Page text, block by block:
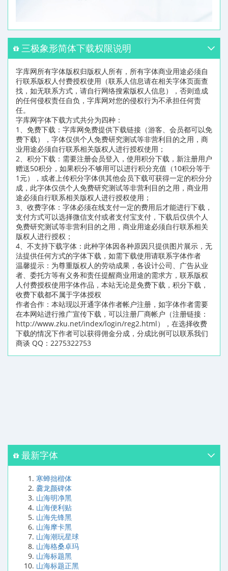
三极象形简体下载权限说明
字库网所有字体版权归版权人所有，所有字体商业用途必须自
行联系版权人付费授权使用（联系人信息请在相关字体页面查
找，如无联系方式，请自行网络搜索版权人信息），否则造成
的任何侵权责任自负，字库网对您的侵权行为不承担任何责
任。
字库网字体下载方式共分为四种：
1、免费下载：字库网免费提供下载链接（游客、会员都可以免
费下载），字体仅供个人免费研究测试等非营利目的之用，商
业用途必须自行联系相关版权人进行授权使用；
2、积分下载：需要注册会员登入，使用积分下载，新注册用户
赠送50积分，如果积分不够用可以进行积分充值（10积分等于
1元），或者上传积分字体供其他会员下载可获得一定的积分分
成，此字体仅供个人免费研究测试等非营利目的之用，商业用
途必须自行联系相关版权人进行授权使用；
3、收费字体：字体必须在线支付一定的费用后才能进行下载，
支付方式可以选择微信支付或者支付宝支付，下载后仅供个人
免费研究测试等非营利目的之用，商业用途必须自行联系相关
版权人进行授权；
4、不支持下载字体：此种字体因各种原因只提供图片展示，无
法提供任何方式的字体下载，如需下载使用请联系字体作者
温馨提示：为尊重版权人的劳动成果，各设计公司、广告从业
者、委托方等有义务和责任提醒商业用途的需求方，联系版权
人付费授权使用字体作品，本站无论是免费下载，积分下载，
收费下载都不属于字体授权
作者合作：本站现以开通字体作者帐户注册，如字体作者需要
在本网站进行推广宣传下载，可以注册厂商帐户（注册链接：
http://www.zku.net/index/login/reg2.html），在选择收费
下载的情况下作者可以获得佣金分成，分成比例可以联系我们
商谈 QQ：2275322753
最新字体
寒蝉拙楷体
爨龙颜碑体
山海明净黑
山海便利贴
山海先锋黑
山海摩卡黑
山海潮玩星球
山海格桑卓玛
山海标题黑
山海标题正黑